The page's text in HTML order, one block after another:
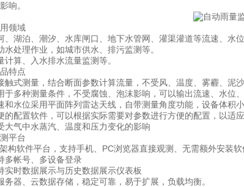
响。
领域
泊、潮汐、水库闸口、地下水管网、灌渠灌道等流速、水位
处理作业，如城市供水、排污监测等。
算、入水排水流量监测等。
特点
测量，结合断面参数计算流量，不受风、温度、雾霾、泥沙
种测量条件，不受腐蚀、泡沫影响，可以输出流速、水位、
位采用平面阵列雷达天线，自带测量角度功能，设备体积小
置软件，可以根据实际需要对参数进行方便的配置，以适应
气中水蒸汽、温度和压力变化的影响
平台
软件平台，支持手机、PC浏览器直接观测、无需额外安装软
帐号、多设备登录
时数据展示与历史数据展示仪表板
、云数据存储，稳定可靠，易于扩展，负载均衡。